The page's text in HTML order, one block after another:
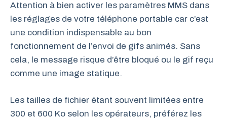
Attention à bien activer les paramètres MMS dans
les réglages de votre téléphone portable car c’est
une condition indispensable au bon
fonctionnement de l’envoi de gifs animés. Sans
cela, le message risque d’être bloqué ou le gif reçu
comme une image statique.
Les tailles de fichier étant souvent limitées entre
300 et 600 Ko selon les opérateurs, préférez les